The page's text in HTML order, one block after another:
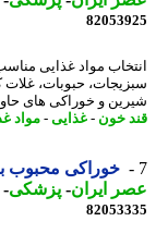
مواد غذایی مناسب
حبوبات، غلات
و خوراکی های حاوی
خون-غذایی- مواد غذایی
خوراکی محبوب با
ایران- پزشکی-22 ساعت پیش - یکشنبه 18 مرداد 1405، 11:15